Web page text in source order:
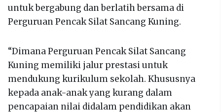
untuk bergabung dan berlatih bersama di
Perguruan Pencak Silat Sancang Kuning.
“Dimana Perguruan Pencak Silat Sancang
Kuning memiliki jalur prestasi untuk
mendukung kurikulum sekolah. Khususnya
kepada anak-anak yang kurang dalam
pencapaian nilai didalam pendidikan akan